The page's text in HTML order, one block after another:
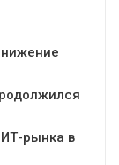
ИТ-рынка в